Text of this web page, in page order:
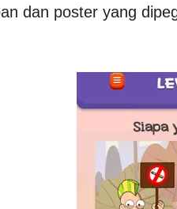
dan poster yang